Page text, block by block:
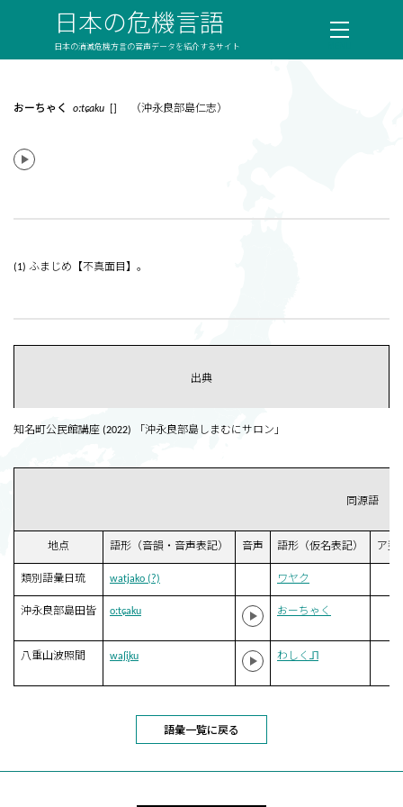
日本の危機言語
日本の消滅危機方言の音声データを紹介するサイト
おーちゃく oːtɕaku [] （沖永良部島仁志）
(1) ふまじめ【不真面目】。
出典
知名町公民館講座 (2022) 「沖永良部島しまむにサロン」
同源語
地点 語形（音韻・音声表記） 音声 語形（仮名表記） ア型
類別語彙日琉 watjako (?) ワヤク
沖永良部島田皆 oːtɕaku おーちゃく
八重山波照間 waʃi̥ku わしく˩˥
語彙一覧に戻る